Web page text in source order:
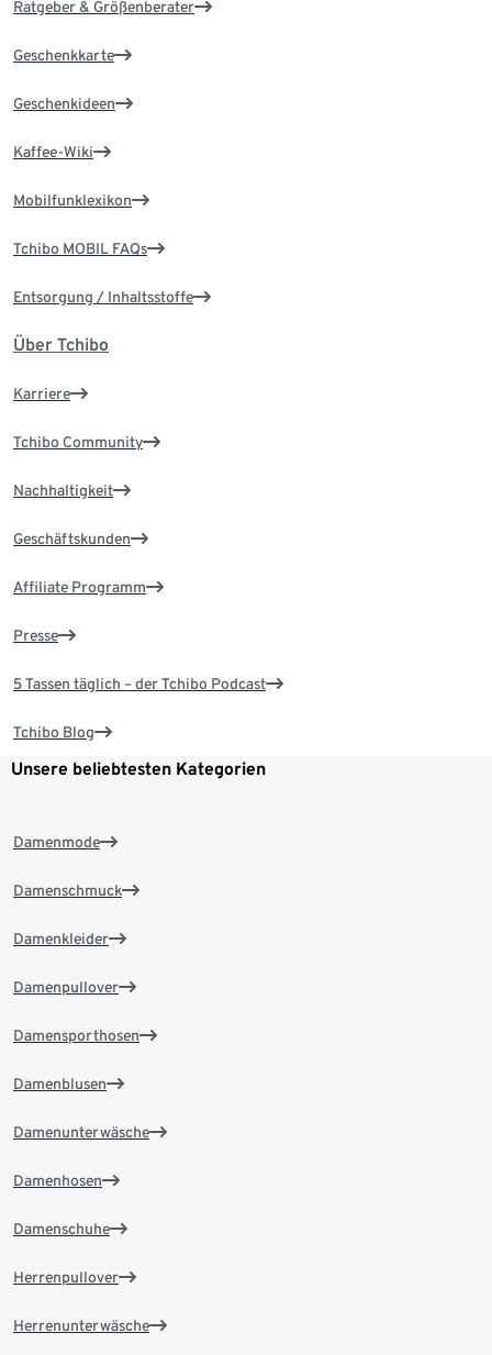
Ratgeber & Größenberater
Geschenkkarte
Geschenkideen
Kaffee-Wiki
Mobilfunklexikon
Tchibo MOBIL FAQs
Entsorgung / Inhaltsstoffe
Über Tchibo
Karriere
Tchibo Community
Nachhaltigkeit
Geschäftskunden
Affiliate Programm
Presse
5 Tassen täglich – der Tchibo Podcast
Tchibo Blog
Unsere beliebtesten Kategorien
Damenmode
Damenschmuck
Damenkleider
Damenpullover
Damensporthosen
Damenblusen
Damenunterwäsche
Damenhosen
Damenschuhe
Herrenpullover
Herrenunterwäsche